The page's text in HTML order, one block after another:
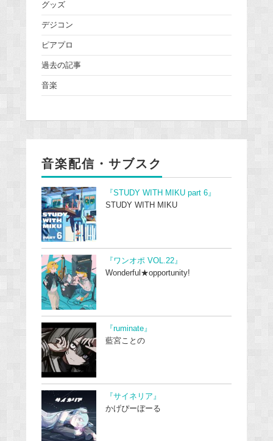
グッズ
デジコン
ピアプロ
過去の記事
音楽
音楽配信・サブスク
『STUDY WITH MIKU part 6』
STUDY WITH MIKU
『ワンオポ VOL.22』
Wonderful★opportunity!
『ruminate』
藍宮ことの
『サイネリア』
かげぴーぼーる